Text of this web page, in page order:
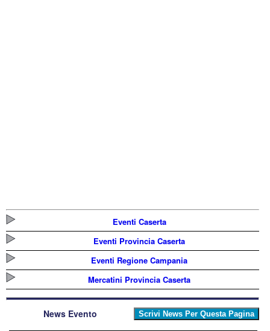
Eventi Caserta
Eventi Provincia Caserta
Eventi Regione Campania
Mercatini Provincia Caserta
News Evento